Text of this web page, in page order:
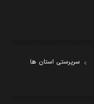
سرپرستی استان ها